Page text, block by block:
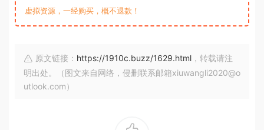
虚拟资源，一经购买，概不退款！
原文链接： https://1910c.buzz/1629.html ，转载请注
明出处。（图文来自网络，侵删联系邮箱xiuwangli2020@o
utlook.com）